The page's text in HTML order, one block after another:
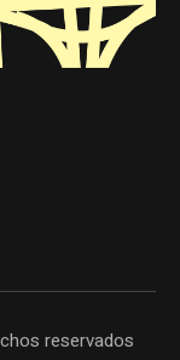
reservados